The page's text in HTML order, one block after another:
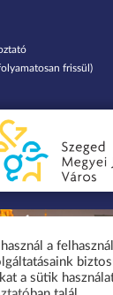
frissül)
© Szent-Györgyi
/ design by
a
a sütik